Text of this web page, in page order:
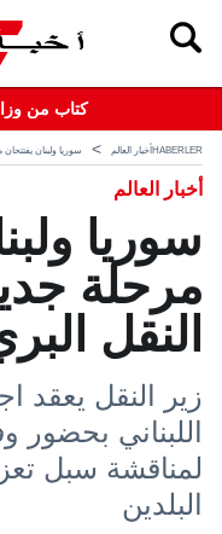
15:43 ┋ كتاب من
HABERLER أخبار العالم سوريا ولبنان
أخبار العالم
سوريا
مرحلة
النقل
زير النقل يعقد
اللبناني بحضور
لمناقشة سبل
البلدين